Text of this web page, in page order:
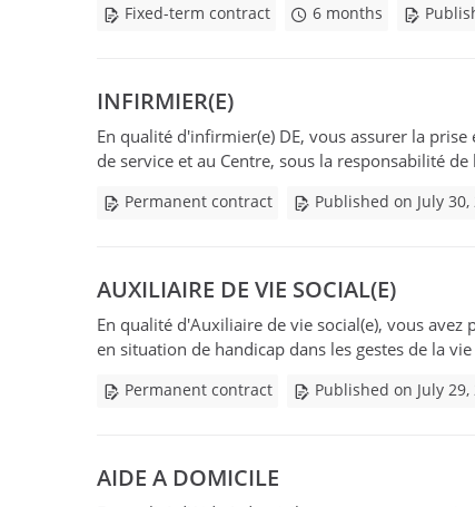
Fixed-term contract 6 months
INFIRMIER(E)
En qualité d'infirmier(e) DE, vous assurer la
de service et au Centre, sous la responsabilité
Permanent contract Published on July 30,
AUXILIAIRE DE VIE SOCIAL(E)
En qualité d'Auxiliaire de vie social(e), vous
en situation de handicap dans les gestes de la
Permanent contract Published on July 29,
AIDE A DOMICILE